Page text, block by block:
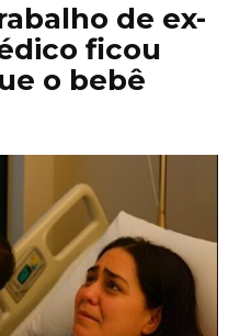
de ex-
ficou
o bebê